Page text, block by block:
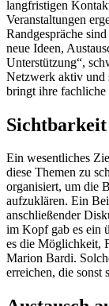
langfristigen
Veranstaltungen
Randgespräche
neue Ideen,
Unterstützung“,
Netzwerk aktiv und
bringt ihre
Ein wesentliches
diese Themen zu
organisiert, um die
aufzuklären. Ein
anschließender
im Kopf gab es ein
es die Möglichkeit,
Marion Bardi.
erreichen, die sonst